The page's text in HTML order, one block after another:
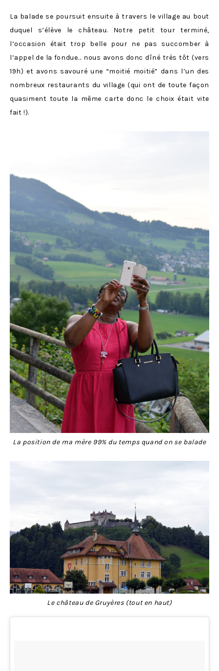
La balade se poursuit ensuite à travers le village au bout
duquel s’élève le château. Notre petit tour terminé,
l’occasion était trop belle pour ne pas succomber à
l’appel de la fondue… nous avons donc dîné très tôt (vers
19h) et avons savouré une “moitié moitié” dans l’un des
nombreux restaurants du village (qui ont de toute façon
quasiment toute la même carte donc le choix était vite
fait !).
La position de ma mère 99% du temps quand on se balade
Le château de Gruyères (tout en haut)